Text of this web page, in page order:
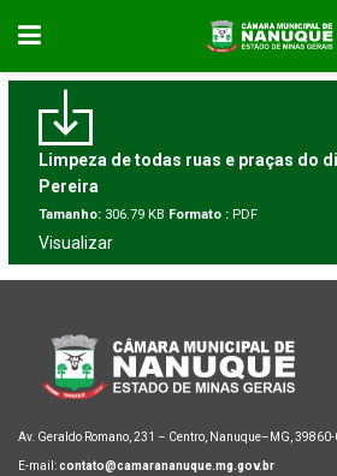
Limpeza de todas ruas e praças do
Pereira
Tamanho: 306.79 KB Formato : PDF
Visualizar
Av. Geraldo Romano, 231 – Centro, Nanuque–MG,
E-mail:contato@camarananuque.mg.gov.br